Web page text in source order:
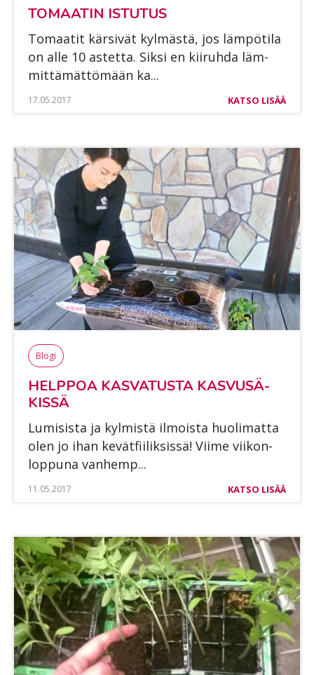
TO­MAA­TIN IS­TU­TUS
To­maa­tit kär­si­vät kyl­mäs­tä, jos läm­pö­ti­la
on alle 10 as­tet­ta. Sik­si en kii­ruh­da läm­
mit­tä­mät­tö­mään ka...
17.05.2017 KATSO LISÄÄ
Blogi
HELP­POA KAS­VA­TUS­TA KAS­VUSÄ­
KIS­SÄ
Lu­mi­sis­ta ja kyl­mis­tä il­mois­ta huo­li­mat­ta
olen jo ihan ke­vät­fii­lik­sis­sä! Vii­me vii­kon­
lop­pu­na van­hemp...
11.05.2017 KATSO LISÄÄ